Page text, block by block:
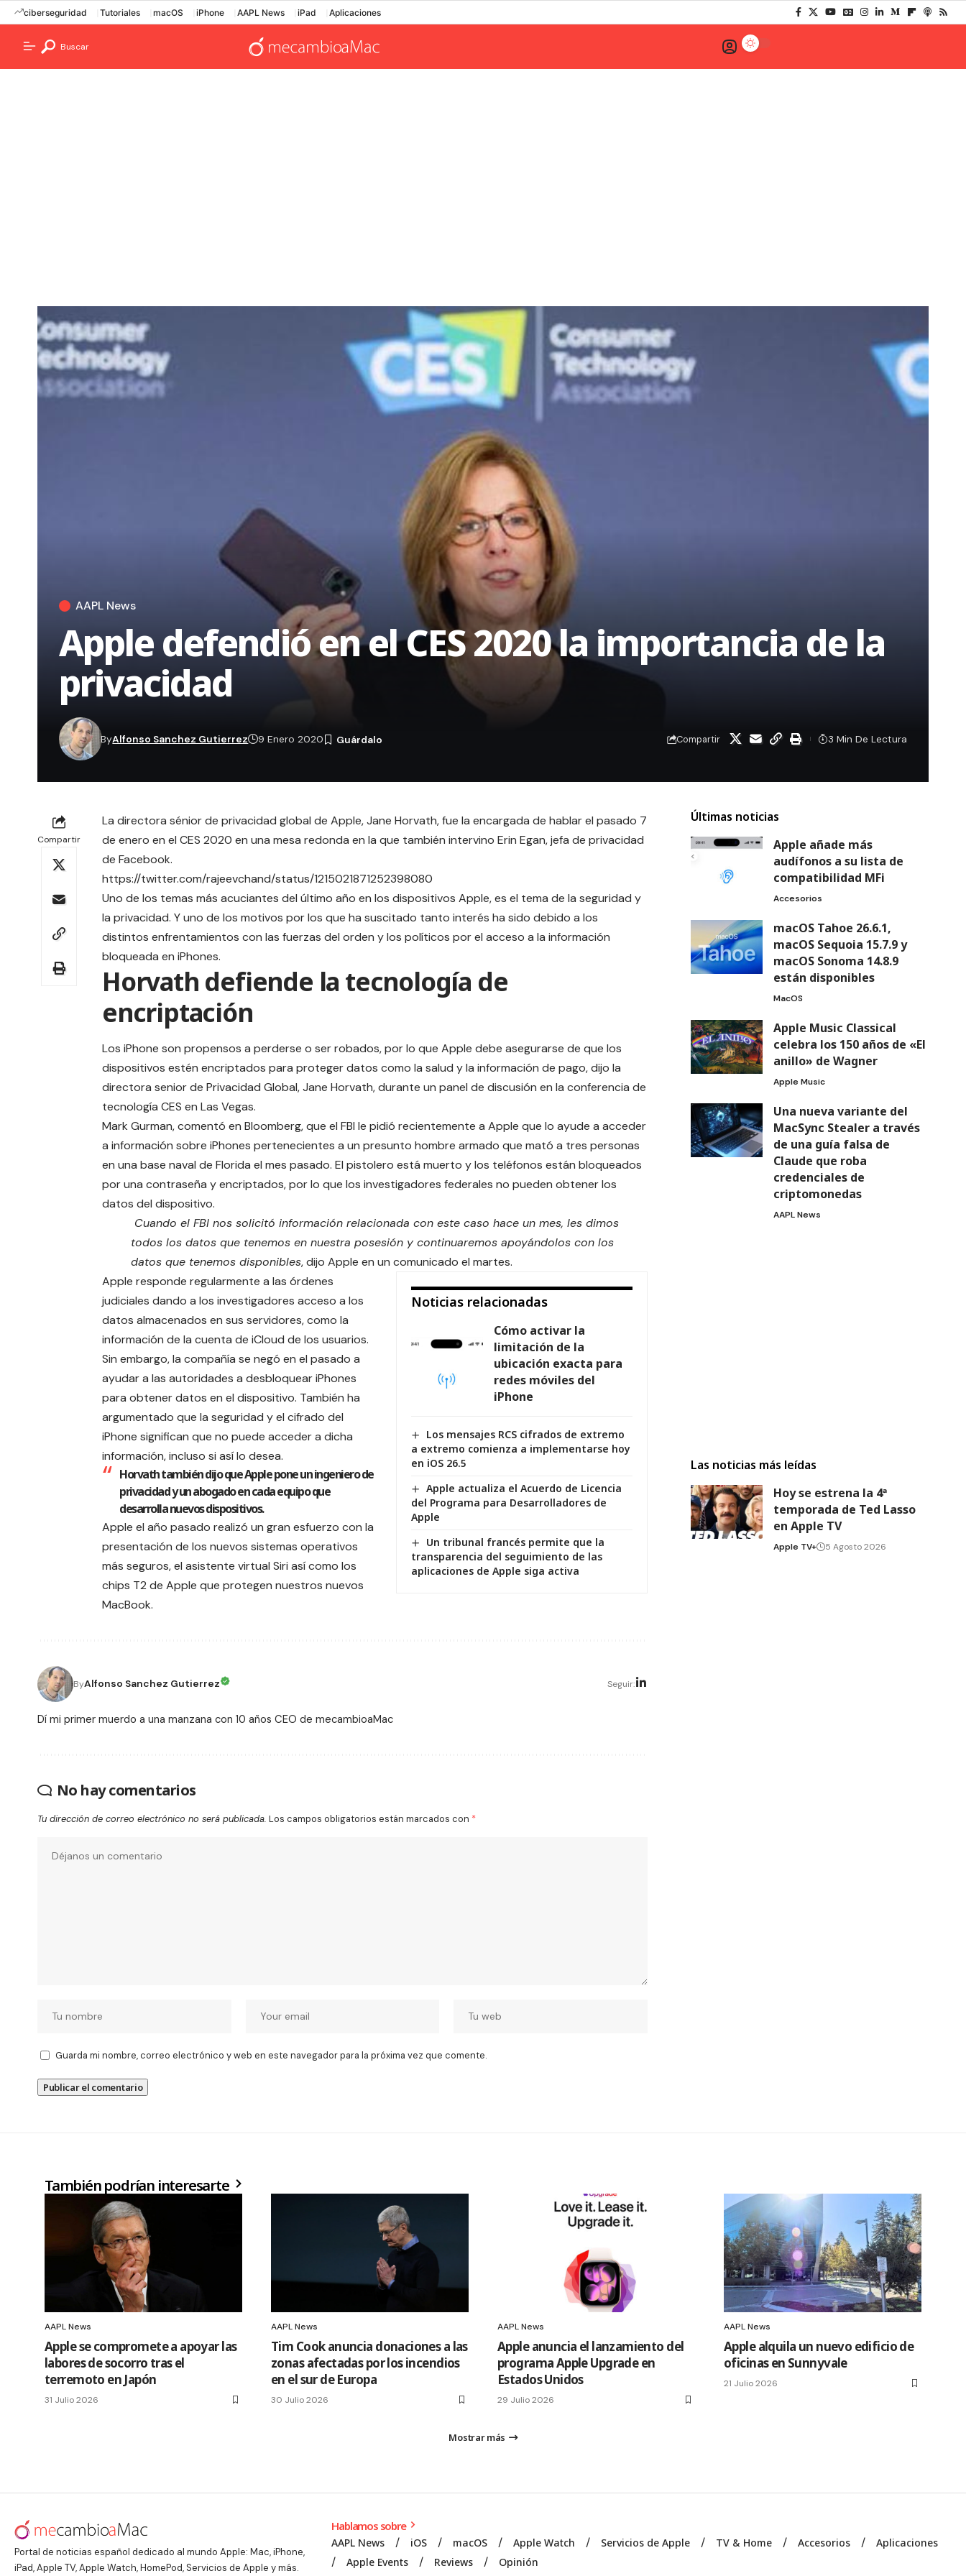
ciberseguridad Tutoriales macOS iPhone AAPL News iPad Aplicaciones
Buscar
AAPL News
Apple defendió en el CES 2020 la importancia de la
privacidad
ByAlfonso Sanchez Gutierrez 9 Enero 2020 Compartir 3 Min De Lectura
Compartir
La directora sénior de privacidad global de Apple, Jane Horvath, fue la encargada de hablar el pasado 7
de enero en el CES 2020 en una mesa redonda en la que también intervino Erin Egan, jefa de privacidad
de Facebook.
https://twitter.com/rajeevchand/status/1215021871252398080
Uno de los temas más acuciantes del último año en los dispositivos Apple, es el tema de la seguridad y
la privacidad. Y uno de los motivos por los que ha suscitado tanto interés ha sido debido a los
distintos enfrentamientos con las fuerzas del orden y los políticos por el acceso a la información
bloqueada en iPhones.
Horvath defiende la tecnología de
encriptación
Los iPhone son propensos a perderse o ser robados, por lo que Apple debe asegurarse de que los
dispositivos estén encriptados para proteger datos como la salud y la información de pago, dijo la
directora senior de Privacidad Global, Jane Horvath, durante un panel de discusión en la conferencia de
tecnología CES en Las Vegas.
Mark Gurman, comentó en Bloomberg, que el FBI le pidió recientemente a Apple que lo ayude a acceder
a información sobre iPhones pertenecientes a un presunto hombre armado que mató a tres personas
en una base naval de Florida el mes pasado. El pistolero está muerto y los teléfonos están bloqueados
por una contraseña y encriptados, por lo que los investigadores federales no pueden obtener los
datos del dispositivo.
Cuando el FBI nos solicitó información relacionada con este caso hace un mes, les dimos
todos los datos que tenemos en nuestra posesión y continuaremos apoyándolos con los
datos que tenemos disponibles, dijo Apple en un comunicado el martes.
Noticias relacionadas
Cómo activar la
limitación de la
ubicación exacta para
redes móviles del
iPhone
Los mensajes RCS cifrados de extremo
a extremo comienza a implementarse hoy
en iOS 26.5
Apple actualiza el Acuerdo de Licencia
del Programa para Desarrolladores de
Apple
Un tribunal francés permite que la
transparencia del seguimiento de las
aplicaciones de Apple siga activa
Apple responde regularmente a las órdenes
judiciales dando a los investigadores acceso a los
datos almacenados en sus servidores, como la
información de la cuenta de iCloud de los usuarios.
Sin embargo, la compañía se negó en el pasado a
ayudar a las autoridades a desbloquear iPhones
para obtener datos en el dispositivo. También ha
argumentado que la seguridad y el cifrado del
iPhone significan que no puede acceder a dicha
información, incluso si así lo desea.
Horvath también dijo que Apple pone un ingeniero de
privacidad y un abogado en cada equipo que
desarrolla nuevos dispositivos.
Apple el año pasado realizó un gran esfuerzo con la
presentación de los nuevos sistemas operativos
más seguros, el asistente virtual Siri así como los
chips T2 de Apple que protegen nuestros nuevos
MacBook.
ByAlfonso Sanchez Gutierrez Seguir:
Dí mi primer muerdo a una manzana con 10 años CEO de mecambioaMac
No hay comentarios
Tu dirección de correo electrónico no será publicada. Los campos obligatorios están marcados con *
Guarda mi nombre, correo electrónico y web en este navegador para la próxima vez que comente.
Últimas noticias
Apple añade más
audífonos a su lista de
compatibilidad MFi
Accesorios
macOS Tahoe 26.6.1,
macOS Sequoia 15.7.9 y
macOS Sonoma 14.8.9
están disponibles
MacOS
Apple Music Classical
celebra los 150 años de «El
anillo» de Wagner
Apple Music
Una nueva variante del
MacSync Stealer a través
de una guía falsa de
Claude que roba
credenciales de
criptomonedas
AAPL News
Las noticias más leídas
Hoy se estrena la 4ª
temporada de Ted Lasso
en Apple TV
Apple TV+ 5 Agosto 2026
También podrían interesarte
AAPL News
Apple se compromete a apoyar las
labores de socorro tras el
terremoto en Japón
31 Julio 2026
AAPL News
Tim Cook anuncia donaciones a las
zonas afectadas por los incendios
en el sur de Europa
30 Julio 2026
AAPL News
Apple anuncia el lanzamiento del
programa Apple Upgrade en
Estados Unidos
29 Julio 2026
AAPL News
Apple alquila un nuevo edificio de
oficinas en Sunnyvale
21 Julio 2026
Mostrar más
Portal de noticias español dedicado al mundo Apple: Mac, iPhone,
iPad, Apple TV, Apple Watch, HomePod, Servicios de Apple y más.
Hablamos sobre
AAPL News iOS macOS Apple Watch Servicios de Apple TV & Home Accesorios
Aplicaciones
Apple Events
Reviews Opinión